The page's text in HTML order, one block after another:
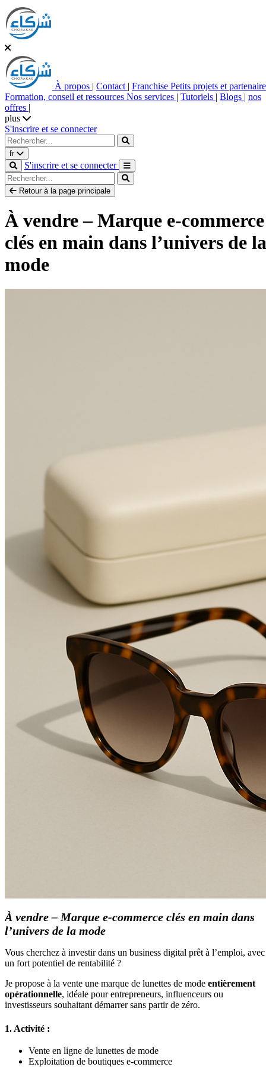
À propos | Contact | Franchise Petits projets et
Formation, conseil et ressources Nos services | Tutoriels | Blogs | nos
offres |
plus
S'inscrire et se connecter
fr
S'inscrire et se connecter
Retour à la page principale
À vendre – Marque e-commerce
clés en main dans l’univers de la
mode
À vendre – Marque e-commerce clés en main dans
l’univers de la mode
Vous cherchez à investir dans un business digital prêt à l’emploi, avec
un fort potentiel de rentabilité ?
Je propose à la vente une marque de lunettes de mode entièrement
opérationnelle, idéale pour entrepreneurs, influenceurs ou
investisseurs souhaitant démarrer sans partir de zéro.
1. Activité :
Vente en ligne de lunettes de mode
Exploitation de boutiques e-commerce